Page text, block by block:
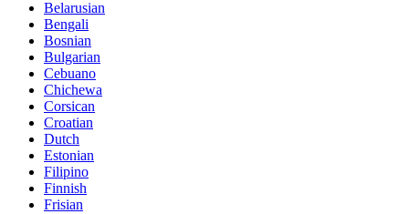
Belarusian
Bengali
Bosnian
Bulgarian
Cebuano
Chichewa
Corsican
Croatian
Dutch
Estonian
Filipino
Finnish
Frisian